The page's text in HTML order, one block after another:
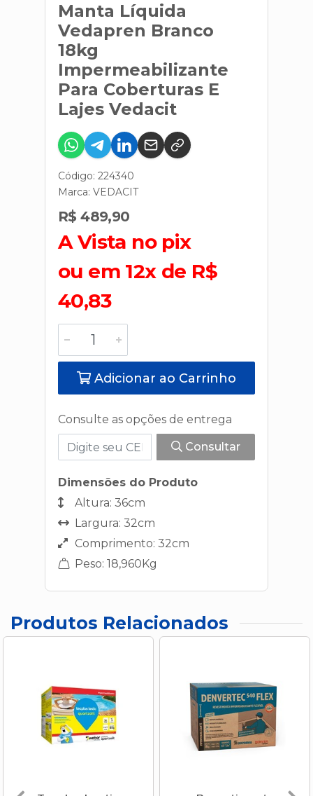
Manta Líquida
Vedapren Branco
18kg
Impermeabilizante
Para Coberturas E
Lajes Vedacit
Código: 224340
Marca: VEDACIT
R$ 489,90
A Vista no pix
ou em 12x de R$
40,83
Adicionar ao Carrinho
Consulte as opções de entrega
Consultar
Dimensões do Produto
Altura: 36cm
Largura: 32cm
Comprimento: 32cm
Peso: 18,960Kg
Produtos Relacionados